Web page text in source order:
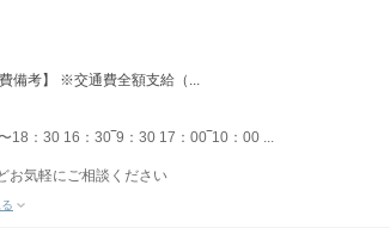
備考】 ※交通費全額支給（...
：30 16：30‾9：30 17：00‾10：00 ...
お気軽にご相談ください